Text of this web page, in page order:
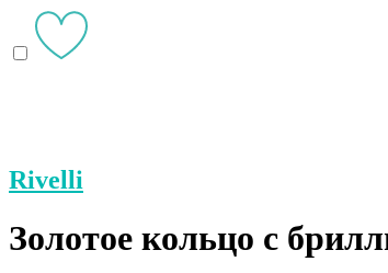
Rivelli
Золотое кольцо с